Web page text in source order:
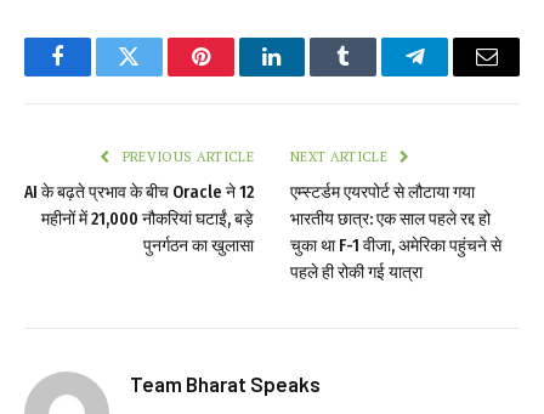
FacebookTwitter PinterestLinkedInTumblr TelegramEmail
PREVIOUS ARTICLE
AI के बढ़ते प्रभाव के बीच Oracle ने 12
महीनों में 21,000 नौकरियां घटाईं, बड़े
पुनर्गठन का खुलासा
NEXT ARTICLE
एम्स्टर्डम एयरपोर्ट से लौटाया गया
भारतीय छात्र: एक साल पहले रद्द हो
चुका था F-1 वीजा, अमेरिका पहुंचने से
पहले ही रोकी गई यात्रा
Team Bharat Speaks